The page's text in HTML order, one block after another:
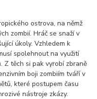
ostrova, na němž
zombií. Hráč se snaží v
úkoly. Vzhledem k
spolehnout na využití
Z těch si pak vyrobí zbraně
boji zombiím tváří v
které postupem času
nástroje zkázy.